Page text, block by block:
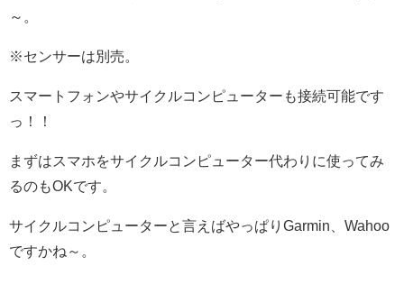
～。
※センサーは別売。
スマートフォンやサイクルコンピューターも接続可能です
っ！！
まずはスマホをサイクルコンピューター代わりに使ってみ
るのもOKです。
サイクルコンピューターと言えばやっぱりGarmin、Wahoo
ですかね～。